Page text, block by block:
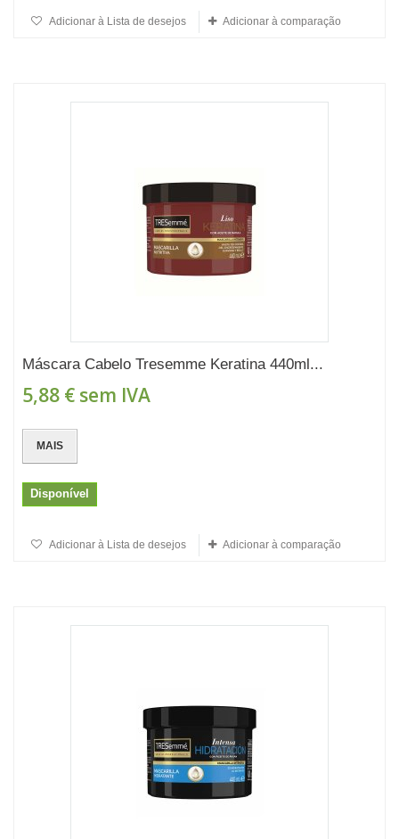
Adicionar à Lista de desejos Adicionar à comparação
Máscara Cabelo Tresemme Keratina 440ml...
5,88 € sem IVA
MAIS
Disponível
Adicionar à Lista de desejos Adicionar à comparação